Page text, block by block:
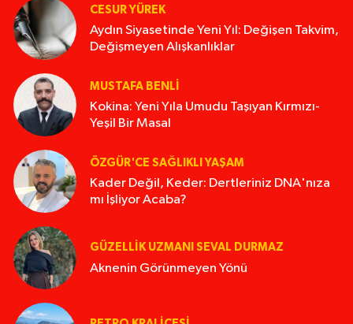
CESUR YÜREK
Aydın Siyasetinde Yeni Yıl: Değişen Takvim,
Değişmeyen Alışkanlıklar
MUSTAFA BENLI
Kokina: Yeni Yıla Umudu Taşıyan Kırmızı-
Yeşil Bir Masal
ÖZGÜR'CE SAĞLIKLI YAŞAM
Kader Değil, Keder: Dertleriniz DNA'nıza
mı İşliyor Acaba?
GÜZELLIK UZMANI SEVAL DURMAZ
Aknenin Görünmeyen Yönü